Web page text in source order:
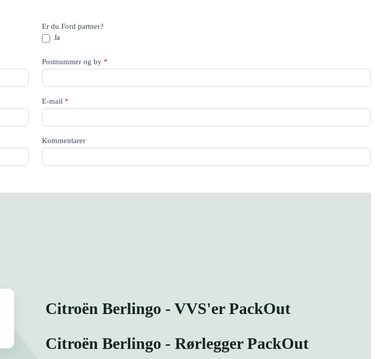
Er du Ford partner?
Ja
Postnummer og by*
E-mail*
Kommentarer
Citroën Berlingo - VVS'er PackOut
Citroën Berlingo - Rørlegger PackOut